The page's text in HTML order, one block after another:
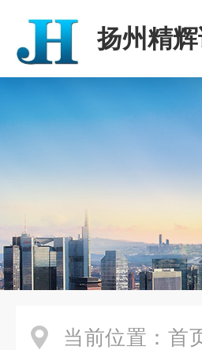
扬州精
当前位置： 首